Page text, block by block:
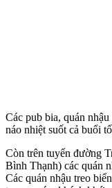
Các pub bia, quán
náo nhiệt suốt cả buổi
Còn trên tuyến đường
Bình Thạnh) các quán
Các quán nhậu treo